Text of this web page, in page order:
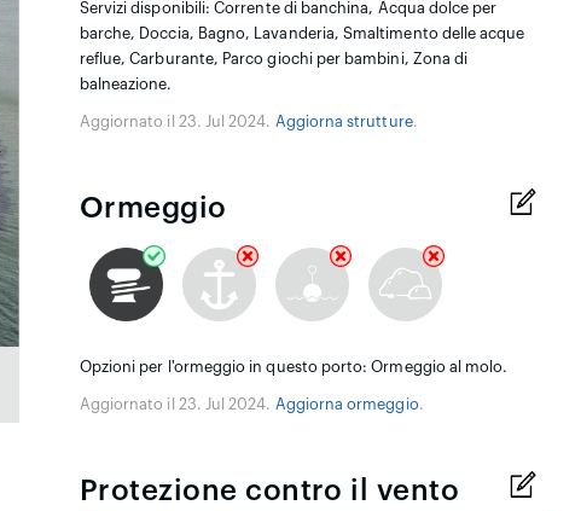
Servizi disponibili: Corrente di banchina, Acqua dolce per
barche, Doccia, Bagno, Lavanderia, Smaltimento delle acque
reflue, Carburante, Parco giochi per bambini, Zona di
balneazione.
Aggiornato il 23. Jul 2024. Aggiorna strutture.
Ormeggio
Opzioni per l'ormeggio in questo porto: Ormeggio al molo.
Aggiornato il 23. Jul 2024. Aggiorna ormeggio.
Protezione contro il vento